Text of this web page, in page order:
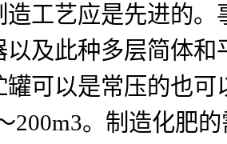
造工艺应是先进的
以及此种多层简体
罐可以是常压的也可
200m3。制造化肥